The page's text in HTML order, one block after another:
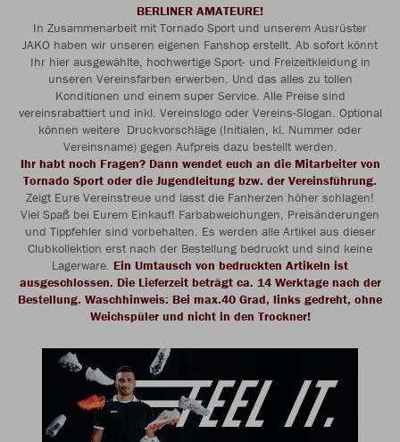
BERLINER AMATEURE!
In Zusammenarbeit mit Tornado Sport und unserem Ausrüster
JAKO haben wir unseren eigenen Fanshop erstellt. Ab sofort könnt
Ihr hier ausgewählte, hochwertige Sport- und Freizeitkleidung in
unseren Vereinsfarben erwerben. Und das alles zu tollen
Konditionen und einem super Service. Alle Preise sind
vereinsrabattiert und inkl. Vereinslogo oder Vereins-Slogan. Optional
können weitere Druckvorschläge (Initialen, kl. Nummer oder
Vereinsname) gegen Aufpreis dazu bestellt werden.
Ihr habt noch Fragen? Dann wendet euch an die Mitarbeiter von
Tornado Sport oder die Jugendleitung bzw. der Vereinsführung.
Zeigt Eure Vereinstreue und lasst die Fanherzen höher schlagen!
Viel Spaß bei Eurem Einkauf! Farbabweichungen, Preisänderungen
und Tippfehler sind vorbehalten. Es werden alle Artikel aus dieser
Clubkollektion erst nach der Bestellung bedruckt und sind keine
Lagerware. Ein Umtausch von bedruckten Artikeln ist
ausgeschlossen. Die Lieferzeit beträgt ca. 14 Werktage nach der
Bestellung. Waschhinweis: Bei max.40 Grad, links gedreht, ohne
Weichspüler und nicht in den Trockner!